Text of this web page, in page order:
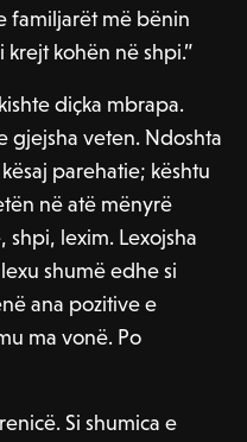
familjarët më bënin
kohën në shpi.”
diçka mbrapa.
gjejsha veten. Ndoshta
parehatie; kështu
në atë mënyrë
lexim. Lexojsha
shumë edhe si
ana pozitive e
ma vonë. Po
Si shumica e